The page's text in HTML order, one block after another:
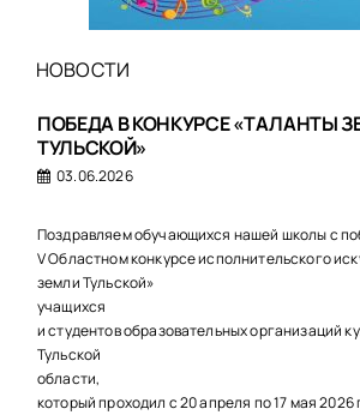
НОВОСТИ
ПОБЕДА В КОНКУРСЕ «ТАЛАНТЫ
ТУЛЬСКОЙ»
03.06.2026
Поздравляем обучающихся нашей школы с
V Областном конкурсе исполнительского
земли Тульской»
учащихся
и студентов образовательных организаций
Тульской
области,
который проходил с 20 апреля по 17 мая 2026